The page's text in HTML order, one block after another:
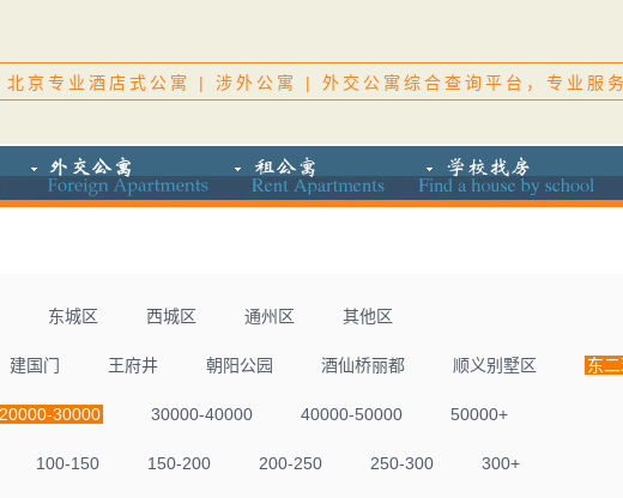
北京专业酒店式公寓 | 涉外公寓 | 外交公寓综合查询平台，专业服
东城区 西城区 通州区 其他区
建国门 王府井 朝阳公园 酒仙桥丽都 顺义别墅区 东
20000-30000 30000-40000 40000-50000 50000+
100-150 150-200 200-250 250-300 300+